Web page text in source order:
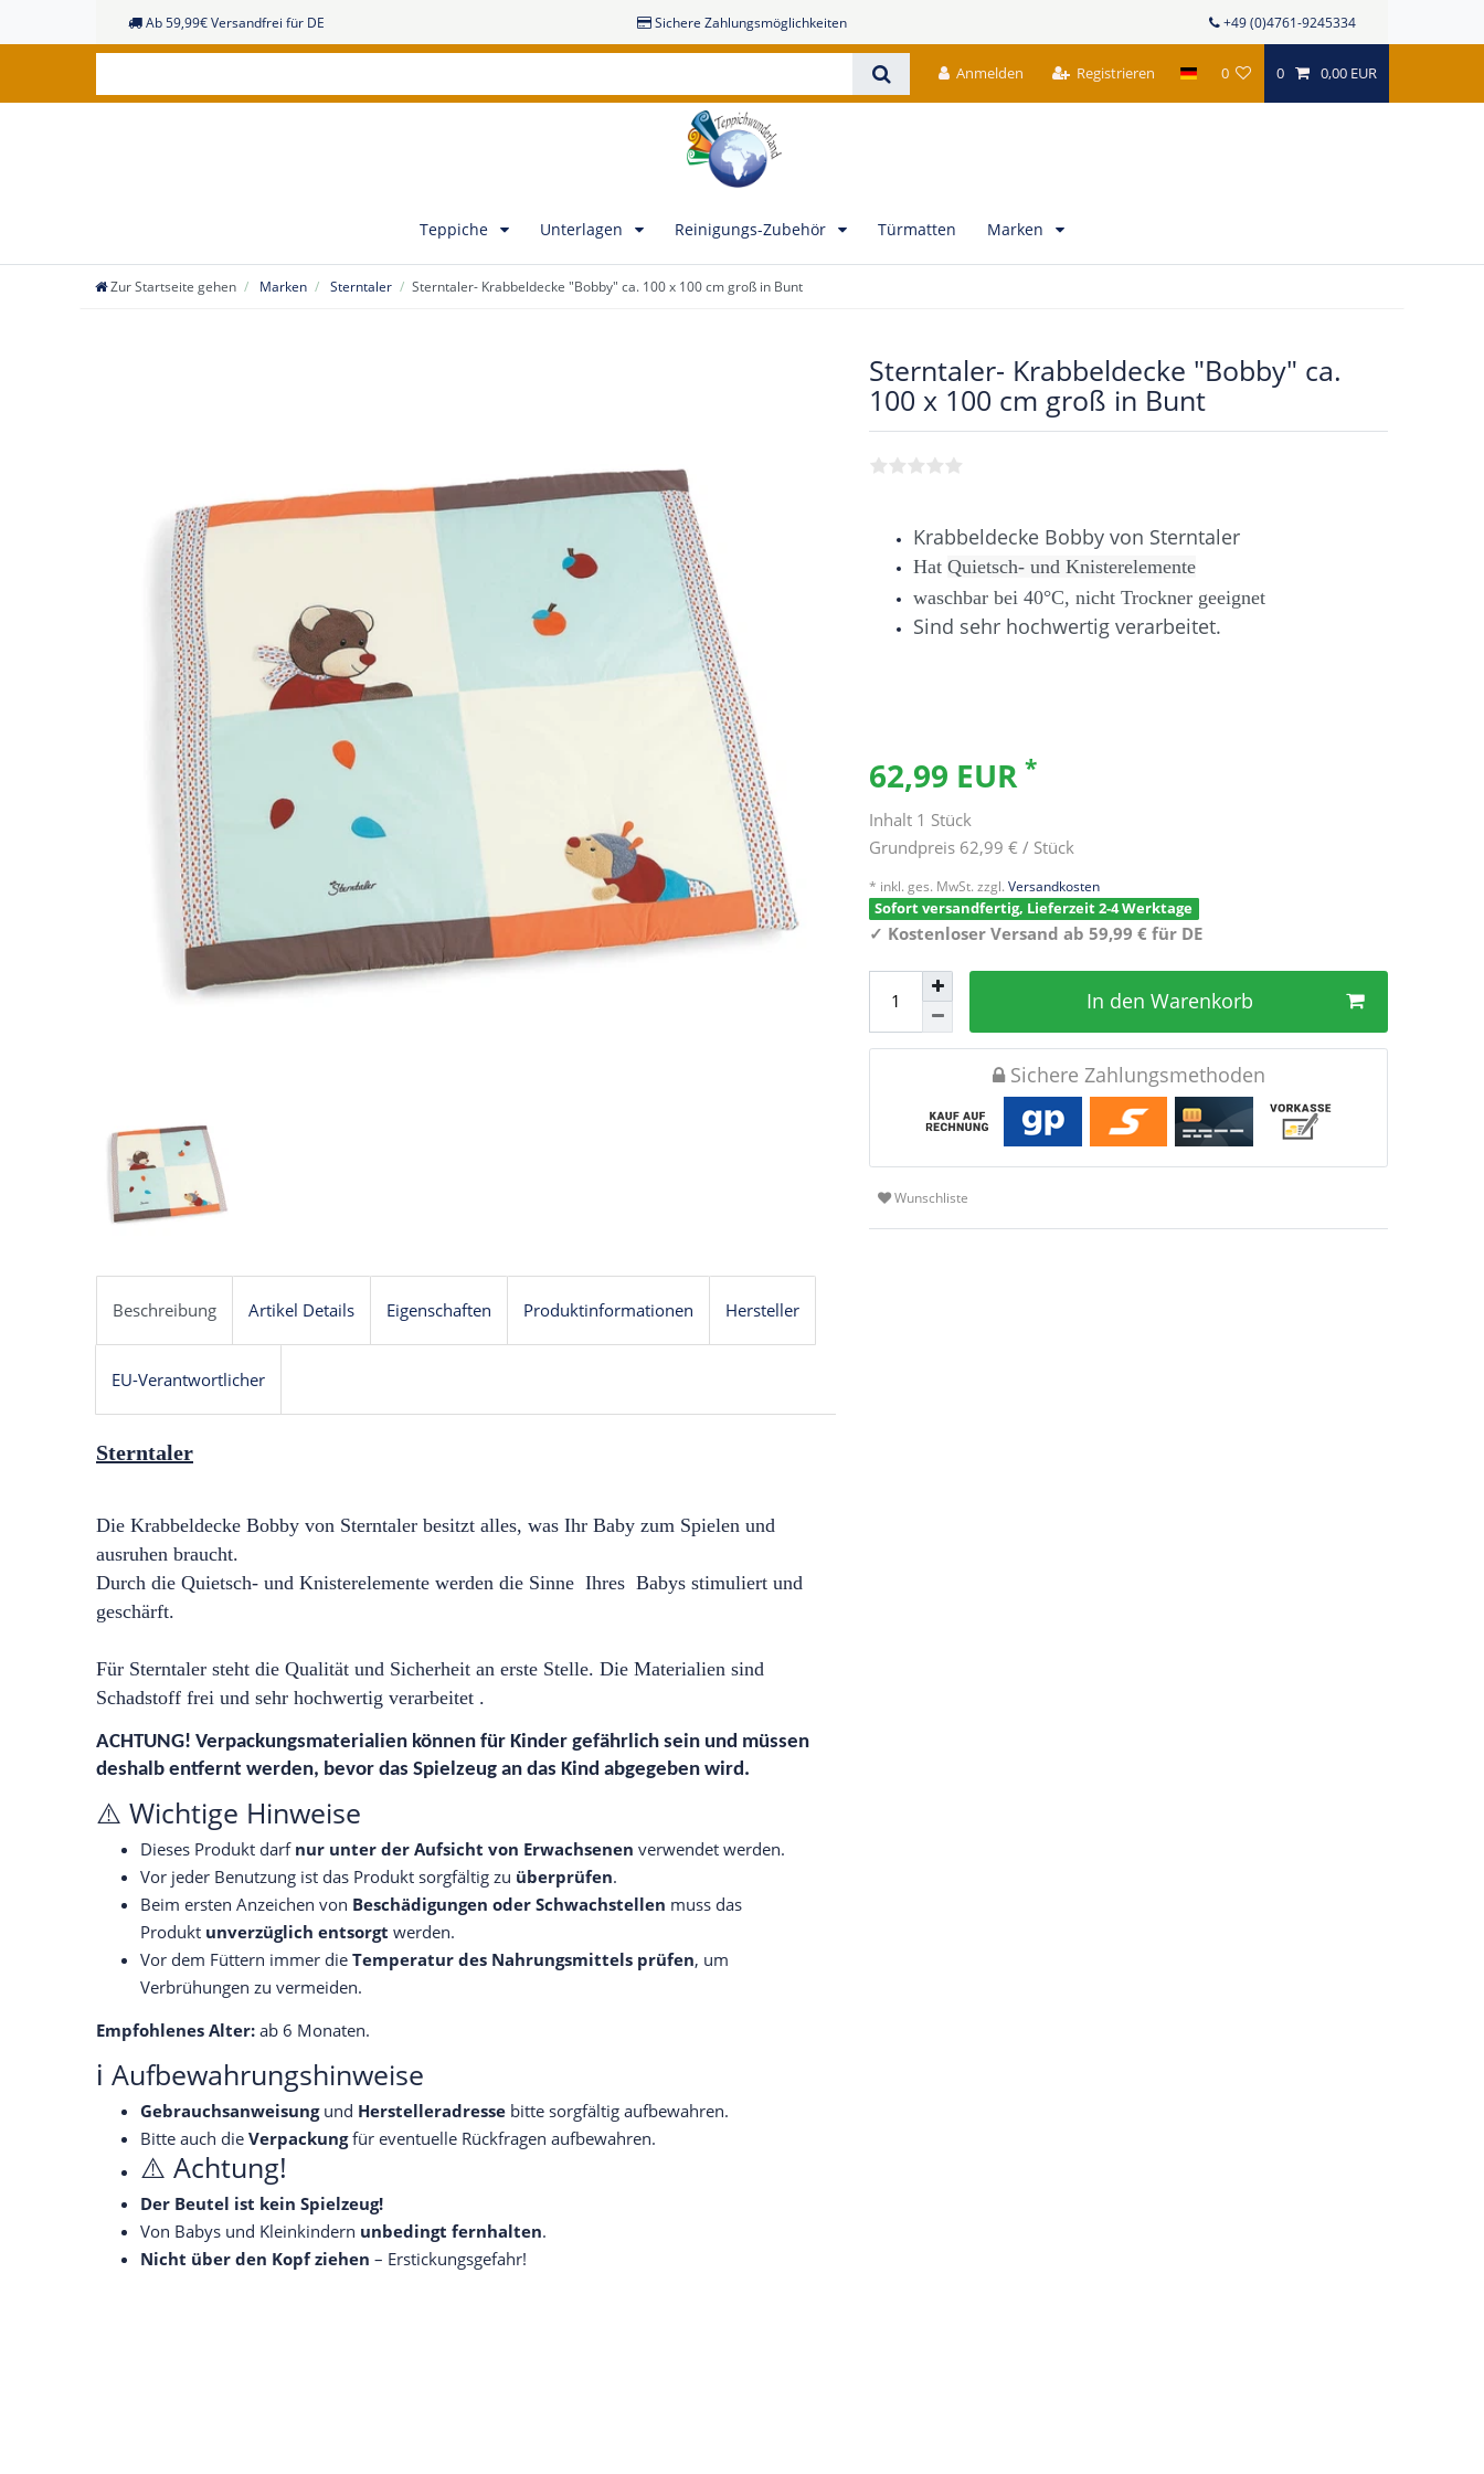
Ab 59,99€ Versandfrei für DE Sichere Zahlungsmöglichkeiten +49 (0)4761-9245334
Anmelden Registrieren 0 0 0,00 EUR
Teppiche Unterlagen Reinigungs-Zubehör Türmatten Marken
Zur Startseite gehen Marken Sterntaler Sterntaler- Krabbeldecke "Bobby" ca. 100 x 100 cm groß in Bunt
Sterntaler- Krabbeldecke "Bobby" ca.
100 x 100 cm groß in Bunt
Krabbeldecke Bobby von Sterntaler
Hat Quietsch- und Knisterelemente
waschbar bei 40°C, nicht Trockner geeignet
Sind sehr hochwertig verarbeitet.
62,99 EUR *
Inhalt 1 Stück
Grundpreis 62,99 € / Stück
* inkl. ges. MwSt. zzgl. Versandkosten
Sofort versandfertig, Lieferzeit 2-4 Werktage
✓ Kostenloser Versand ab 59,99 € für DE
In den Warenkorb
Sichere Zahlungsmethoden
Wunschliste
Beschreibung Artikel Details Eigenschaften Produktinformationen Hersteller
EU-Verantwortlicher
Sterntaler
Die Krabbeldecke Bobby von Sterntaler besitzt alles, was Ihr Baby zum Spielen und
ausruhen braucht.
Durch die Quietsch- und Knisterelemente werden die Sinne Ihres Babys stimuliert und
geschärft.
Für Sterntaler steht die Qualität und Sicherheit an erste Stelle. Die Materialien sind
Schadstoff frei und sehr hochwertig verarbeitet .
ACHTUNG! Verpackungsmaterialien können für Kinder gefährlich sein und müssen
deshalb entfernt werden, bevor das Spielzeug an das Kind abgegeben wird.
⚠️ Wichtige Hinweise
Dieses Produkt darfnur unter der Aufsicht von Erwachsenen verwendet werden.
Vor jeder Benutzung ist das Produkt sorgfältig zu überprüfen.
Beim ersten Anzeichen von Beschädigungen oder Schwachstellen muss das
Produkt unverzüglich entsorgt werden.
Vor dem Füttern immer dieTemperatur des Nahrungsmittels prüfen, um
Verbrühungen zu vermeiden.
Empfohlenes Alter:ab 6 Monaten.
ℹ️ Aufbewahrungshinweise
Gebrauchsanweisungund Herstelleradresse bitte sorgfältig aufbewahren.
Bitte auch dieVerpackungfür eventuelle Rückfragen aufbewahren.
⚠️ Achtung!
Der Beutel ist kein Spielzeug!
Von Babys und Kleinkindern unbedingt fernhalten.
Nicht über den Kopf ziehen – Erstickungsgefahr!